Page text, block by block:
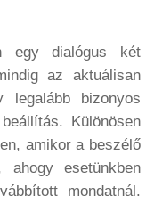
egy dialógus két
az aktuálisan
bizonyos
Különösen
amikor a beszélő
ahogy esetünkben
mondatnál.